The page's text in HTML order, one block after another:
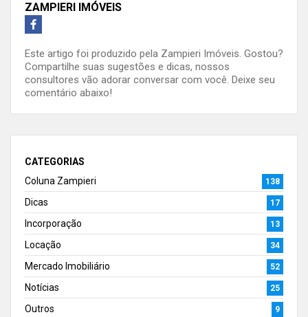
ZAMPIERI IMÓVEIS
Este artigo foi produzido pela Zampieri Imóveis. Gostou?
Compartilhe suas sugestões e dicas, nossos
consultores vão adorar conversar com você. Deixe seu
comentário abaixo!
CATEGORIAS
Coluna Zampieri
138
Dicas 17
Incorporação 13
Locação 34
Mercado Imobiliário 52
Notícias 25
Outros 9